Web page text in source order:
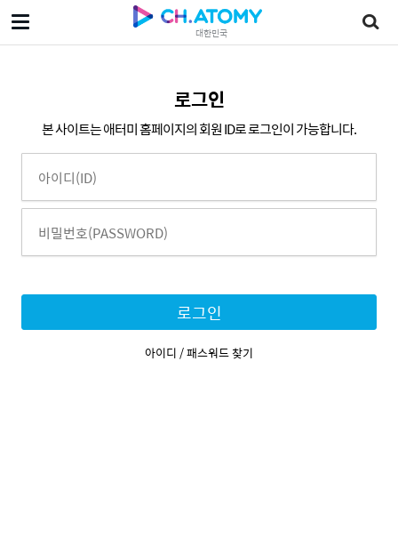
대한민국
로그인
본 사이트는 애터미 홈페이지의 회원 ID로 로그인이 가능합니다.
로그인
아이디 / 패스워드 찾기